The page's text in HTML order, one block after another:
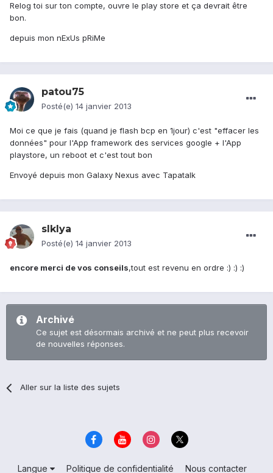
Relog toi sur ton compte, ouvre le play store et ça devrait être
bon.
depuis mon nExUs pRiMe
patou75
Posté(e) 14 janvier 2013
Moi ce que je fais (quand je flash bcp en 1jour) c'est "effacer les
données" pour l'App framework des services google + l'App
playstore, un reboot et c'est tout bon
Envoyé depuis mon Galaxy Nexus avec Tapatalk
slklya
Posté(e) 14 janvier 2013
encore merci de vos conseils,tout est revenu en ordre :) :) :)
Archivé
Ce sujet est désormais archivé et ne peut plus recevoir
de nouvelles réponses.
Aller sur la liste des sujets
Langue Politique de confidentialité Nous contacter